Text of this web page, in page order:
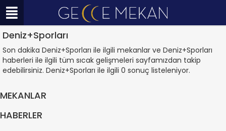
Deniz+Sporları
Son dakika Deniz+Sporları ile ilgili mekanlar ve Deniz+Sporları
haberleri ile ilgili tüm sıcak gelişmeleri sayfamızdan takip
edebilirsiniz. Deniz+Sporları ile ilgili 0 sonuç listeleniyor.
MEKANLAR
HABERLER